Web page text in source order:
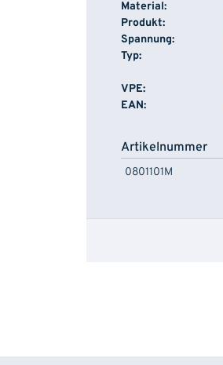
Material:
Produkt:
Spannung:
Typ:
VPE:
EAN:
Artikelnummer
0801101M